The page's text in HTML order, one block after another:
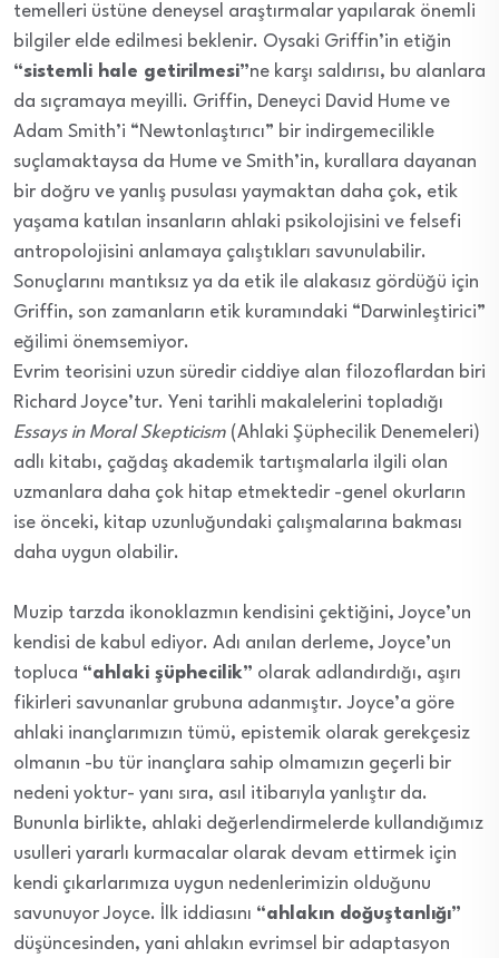
temelleri üstüne deneysel araştırmalar yapılarak önemli
bilgiler elde edilmesi beklenir. Oysaki Griffin’in etiğin
“sistemli hale getirilmesi”ne karşı saldırısı, bu alanlara
da sıçramaya meyilli. Griffin, Deneyci David Hume ve
Adam Smith’i “Newtonlaştırıcı” bir indirgemecilikle
suçlamaktaysa da Hume ve Smith’in, kurallara dayanan
bir doğru ve yanlış pusulası yaymaktan daha çok, etik
yaşama katılan insanların ahlaki psikolojisini ve felsefi
antropolojisini anlamaya çalıştıkları savunulabilir.
Sonuçlarını mantıksız ya da etik ile alakasız gördüğü için
Griffin, son zamanların etik kuramındaki “Darwinleştirici”
eğilimi önemsemiyor.
Evrim teorisini uzun süredir ciddiye alan filozoflardan biri
Richard Joyce’tur. Yeni tarihli makalelerini topladığı
Essays in Moral Skepticism (Ahlaki Şüphecilik Denemeleri)
adlı kitabı, çağdaş akademik tartışmalarla ilgili olan
uzmanlara daha çok hitap etmektedir -genel okurların
ise önceki, kitap uzunluğundaki çalışmalarına bakması
daha uygun olabilir.
Muzip tarzda ikonoklazmın kendisini çektiğini, Joyce’un
kendisi de kabul ediyor. Adı anılan derleme, Joyce’un
topluca “ahlaki şüphecilik” olarak adlandırdığı, aşırı
fikirleri savunanlar grubuna adanmıştır. Joyce’a göre
ahlaki inançlarımızın tümü, epistemik olarak gerekçesiz
olmanın -bu tür inançlara sahip olmamızın geçerli bir
nedeni yoktur- yanı sıra, asıl itibarıyla yanlıştır da.
Bununla birlikte, ahlaki değerlendirmelerde kullandığımız
usulleri yararlı kurmacalar olarak devam ettirmek için
kendi çıkarlarımıza uygun nedenlerimizin olduğunu
savunuyor Joyce. İlk iddiasını “ahlakın doğuştanlığı”
düşüncesinden, yani ahlakın evrimsel bir adaptasyon